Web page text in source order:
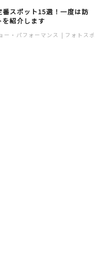
スポット15選！一度は訪
紹介します
ー・パフォーマンス フォトスポッ